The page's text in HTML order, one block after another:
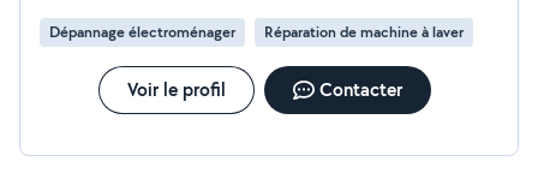
Dépannage électroménager Réparation de machine à laver
Voir le profil Contacter